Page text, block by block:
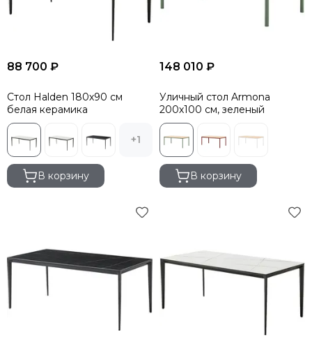
88 700 ₽
Стол Halden 180х90 см
белая керамика
+1
В корзину
148 010 ₽
Уличный стол Armona
200х100 см, зеленый
В корзину